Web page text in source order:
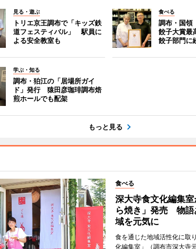
見る・遊ぶ
トリエ京王調布で「キッズ鉄
道フェスティバル」 駅員に
よる安全教室も
食べる
調布・国領
餃子大賞
餃子部門に
学ぶ・知る
調布・狛江の「居場所ガイ
ド」発行 猿田彦珈琲調布焙
煎ホールでも配架
もっと見る
食べる
深大寺食文化編集
ら焼き」発売 物語
域を元気に
食を通じた地域活性化に取
化編集室」（調布市深大寺